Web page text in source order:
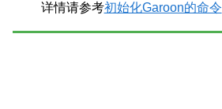
详情请参考初始化Garoon的命令